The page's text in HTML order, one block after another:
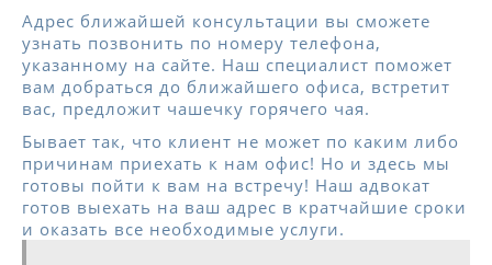
Адрес ближайшей консультации вы сможете
узнать позвонить по номеру телефона,
указанному на сайте. Наш специалист поможет
вам добраться до ближайшего офиса, встретит
вас, предложит чашечку горячего чая.
Бывает так, что клиент не может по каким либо
причинам приехать к нам офис! Но и здесь мы
готовы пойти к вам на встречу! Наш адвокат
готов выехать на ваш адрес в кратчайшие сроки
и оказать все необходимые услуги.